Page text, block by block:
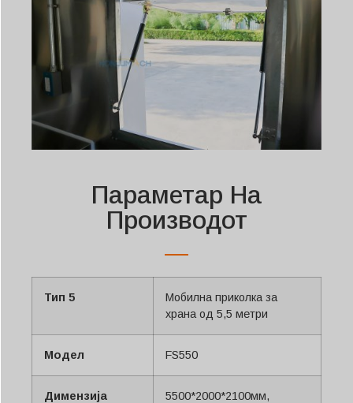
Параметар На
Производот
Тип 5
Мобилна приколка за
храна од 5,5 метри
Модел FS550
Димензија
5500*2000*2100мм,